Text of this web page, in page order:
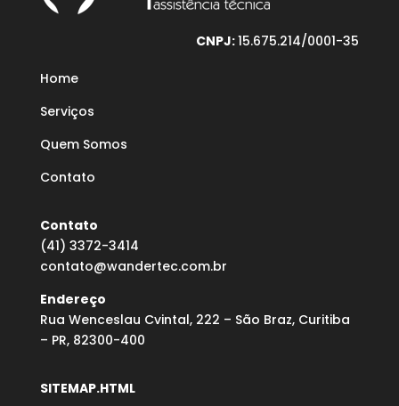
CNPJ:15.675.214/0001-35
Home
Serviços
Quem Somos
Contato
Contato
(41) 3372-3414
contato@wandertec.com.br
Endereço
Rua Wenceslau Cvintal, 222 – São Braz, Curitiba
– PR, 82300-400
SITEMAP.HTML